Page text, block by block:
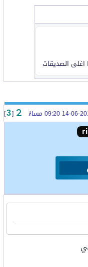
اغلى الصديقات
[
3
]